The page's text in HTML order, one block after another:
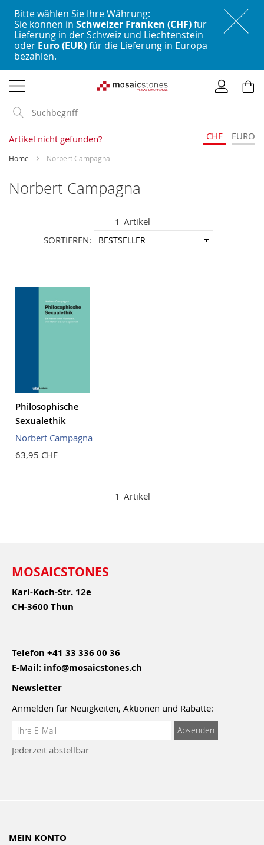
Bitte wählen Sie Ihre Währung:
Sie können in Schweizer Franken (CHF)für
Lieferung in der Schweiz und Liechtenstein
oder Euro (EUR)für die Lieferung in Europa
bezahlen.
zum
Inhalt
Artikel nicht gefunden? CHF EURO
Home Norbert Campagna
Norbert Campagna
1 Artikel
SORTIEREN:
Philosophische
Sexualethik
Norbert Campagna
63,95 CHF
1 Artikel
MOSAICSTONES
Karl-Koch-Str. 12e
CH-3600 Thun
Telefon +41 33 336 00 36
E-Mail: info@mosaicstones.ch
Newsletter
Anmelden für Neuigkeiten, Aktionen und Rabatte:
Anmeldung
Newsletter:
Absenden
Jederzeit abstellbar
MEIN KONTO